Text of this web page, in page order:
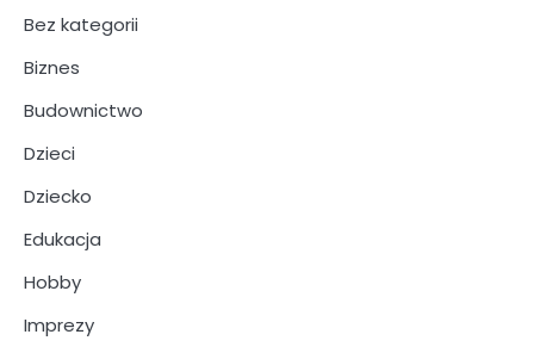
Bez kategorii
Biznes
Budownictwo
Dzieci
Dziecko
Edukacja
Hobby
Imprezy